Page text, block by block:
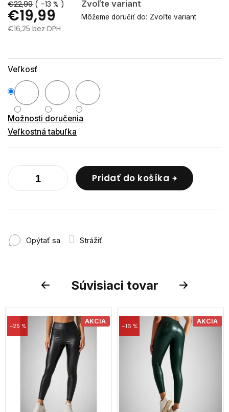
€22,99 ( –13 % )
€19,99
Zvoľte variant
Môžeme doručiť do: Zvoľte variant
€16,25 bez DPH
Veľkosť
Možnosti doručenia
Veľkostná tabuľka
Pridať do košíka
Opýtať sa Strážiť
Súvisiaci tovar
Previous
AKCIA
–25 %
AKCIA
–16 %
Next